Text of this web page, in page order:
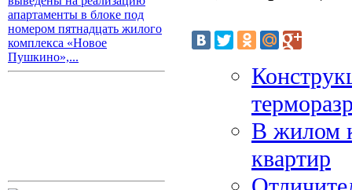
апартаменты в блоке под
номером пятнадцать жилого
комплекса «Новое
Пушкино»,...
В жилом
квартир